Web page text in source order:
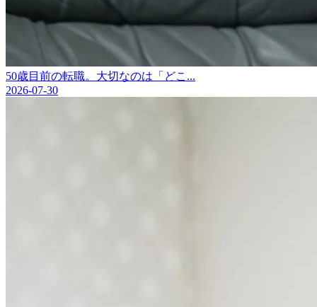
50歳目前の転職。大切なのは「どこ...
2026-07-30